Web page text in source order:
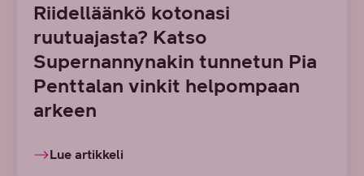
Riidelläänkö kotonasi
ruutuajasta? Katso
Supernannynakin tunnetun Pia
Penttalan vinkit helpompaan
arkeen
Lue artikkeli